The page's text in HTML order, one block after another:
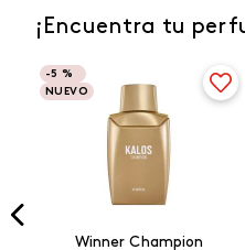
¡Encuentra tu
-5 %
NUEVO
Winner Champion